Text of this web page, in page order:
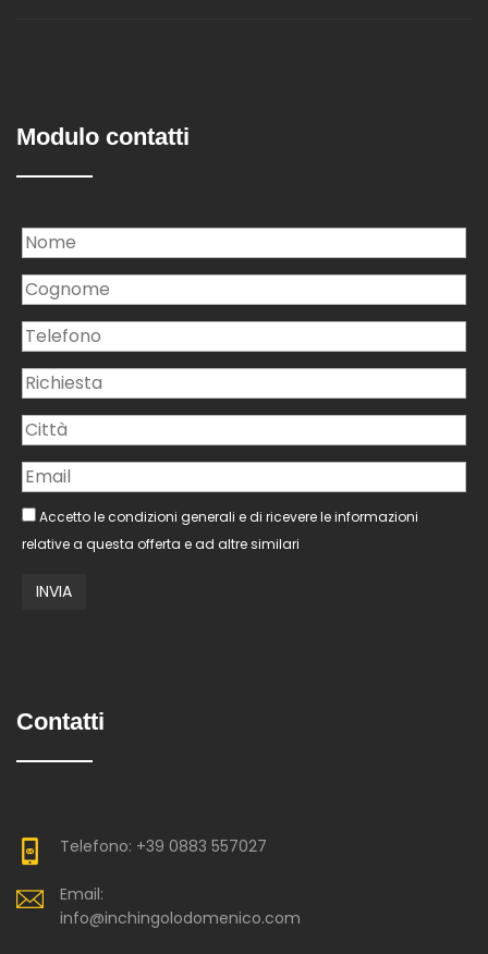
Modulo contatti
Accetto le condizioni generali e di ricevere le informazioni
relative a questa offerta e ad altre similari
Contatti
Telefono: +39 0883 557027
Email:
info@inchingolodomenico.com